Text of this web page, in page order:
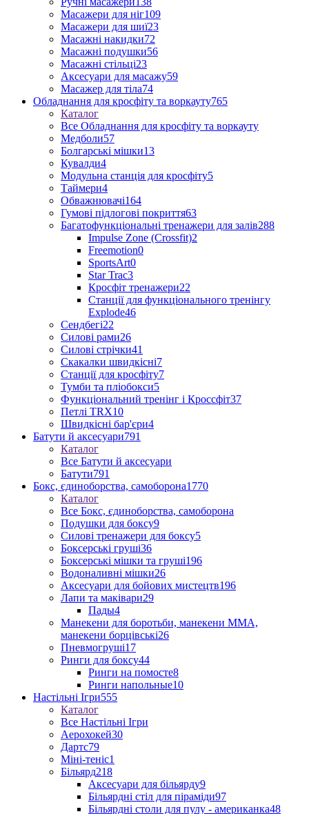
Масажери для ніг109
Масажери для шиї23
Масажні накидки72
Масажні подушки56
Масажні стільці23
Аксесуари для масажу59
Масажер для тіла74
Обладнання для кросфіту та воркауту765
Каталог
Все Обладнання для кросфіту та воркауту
Медболи57
Болгарські мішки13
Кувалди4
Модульна станція для кросфіту5
Таймери4
Обважнювачі164
Гумові підлогові покриття63
Багатофункціональні тренажери для залів288
Impulse Zone (Crossfit)2
Freemotion0
SportsArt0
Star Trac3
Кросфіт тренажери22
Станції для функціонального тренінгу
Explode46
Сендбегі22
Силові рами26
Силові стрічки41
Скакалки швидкісні7
Станції для кросфіту7
Тумби та пліобокси5
Функціональний тренінг і Кроссфіт37
Петлі TRX10
Швидкісні бар'єри4
Батути й аксесуари791
Каталог
Все Батути й аксесуари
Батути791
Бокс, єдиноборства, самоборона1770
Каталог
Все Бокс, єдиноборства, самоборона
Подушки для боксу9
Силові тренажери для боксу5
Боксерські груші36
Боксерські мішки та груші196
Водоналивні мішки26
Аксесуари для бойових мистецтв196
Лапи та маківари29
Пады4
Манекени для боротьби, манекени ММА,
манекени борцівські26
Пневмогруші17
Ринги для боксу44
Ринги на помосте8
Ринги напольные10
Настільні Ігри555
Каталог
Все Настільні Ігри
Аерохокей30
Дартс79
Міні-теніс1
Більярд218
Аксесуари для більярду9
Більярдні стіл для піраміди97
Більярдні столи для пулу - американка48